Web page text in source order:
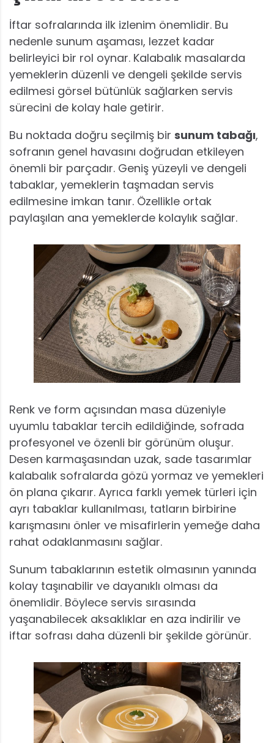
İftar sofralarında ilk izlenim önemlidir. Bu
nedenle sunum aşaması, lezzet kadar
belirleyici bir rol oynar. Kalabalık masalarda
yemeklerin düzenli ve dengeli şekilde servis
edilmesi görsel bütünlük sağlarken servis
sürecini de kolay hale getirir.
Bu noktada doğru seçilmiş bir sunum tabağı,
sofranın genel havasını doğrudan etkileyen
önemli bir parçadır. Geniş yüzeyli ve dengeli
tabaklar, yemeklerin taşmadan servis
edilmesine imkan tanır. Özellikle ortak
paylaşılan ana yemeklerde kolaylık sağlar.
Renk ve form açısından masa düzeniyle
uyumlu tabaklar tercih edildiğinde, sofrada
profesyonel ve özenli bir görünüm oluşur.
Desen karmaşasından uzak, sade tasarımlar
kalabalık sofralarda gözü yormaz ve yemekleri
ön plana çıkarır. Ayrıca farklı yemek türleri için
ayrı tabaklar kullanılması, tatların birbirine
karışmasını önler ve misafirlerin yemeğe daha
rahat odaklanmasını sağlar.
Sunum tabaklarının estetik olmasının yanında
kolay taşınabilir ve dayanıklı olması da
önemlidir. Böylece servis sırasında
yaşanabilecek aksaklıklar en aza indirilir ve
iftar sofrası daha düzenli bir şekilde görünür.